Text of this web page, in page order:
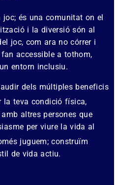
joc; és una comunitat on el
i la diversió són al
joc, com ara no córrer i
accessible a tothom,
entorn inclusiu.
dels múltiples beneficis
la teva condició física,
altres persones que
per viure la vida al
juguem; construïm
de vida actiu.